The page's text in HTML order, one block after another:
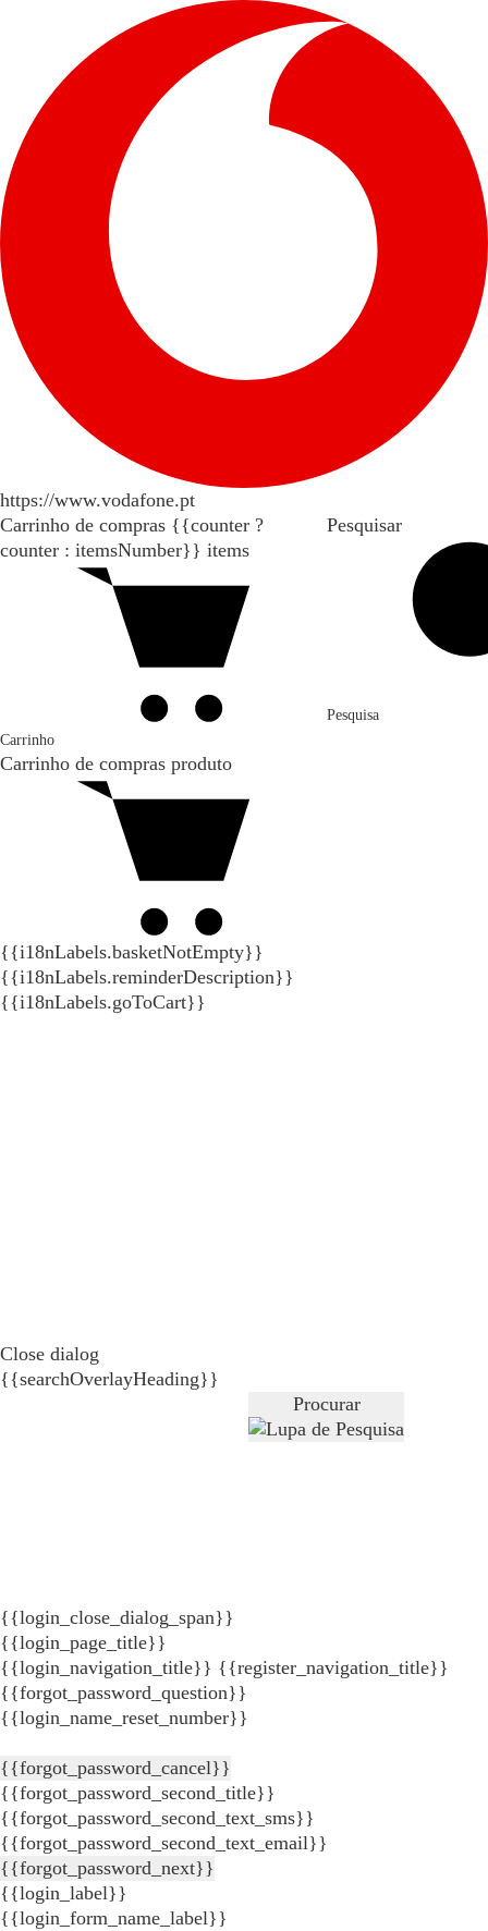
https://www.vodafone.pt
Carrinho de compras {{counter ?
counter : itemsNumber}} items
Carrinho
Carrinho de compras produto
{{i18nLabels.basketNotEmpty}}
{{i18nLabels.reminderDescription}}
{{i18nLabels.goToCart}}
Pesquisar
Pesquisa
Close dialog
{{searchOverlayHeading}}
Procurar
{{login_close_dialog_span}}
{{login_page_title}}
{{login_navigation_title}} {{register_navigation_title}}
{{forgot_password_question}}
{{login_name_reset_number}}
{{forgot_password_cancel}}
{{forgot_password_second_title}}
{{forgot_password_second_text_sms}}
{{forgot_password_second_text_email}}
{{forgot_password_next}}
{{login_label}}
{{login_form_name_label}}